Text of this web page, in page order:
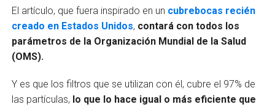
El artículo, que fuera inspirado en un cubrebocas recién
creado en Estados Unidos, contará con todos los
parámetros de la Organización Mundial de la Salud
(OMS).
Y es que los filtros que se utilizan con él, cubre el 97% de
las partículas, lo que lo hace igual o más eficiente que